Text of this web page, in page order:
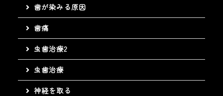
歯が染みる原因
歯痛
虫歯治療2
虫歯治療
神経を取る